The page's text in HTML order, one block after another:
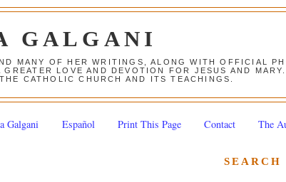
GALGANI
MANY OF HER WRITINGS, ALONG WITH OFFICIAL
LOVE AND DEVOTION FOR JESUS AND
CATHOLIC CHURCH AND ITS TEACHINGS.
Galgani Español Print This Page Contact The